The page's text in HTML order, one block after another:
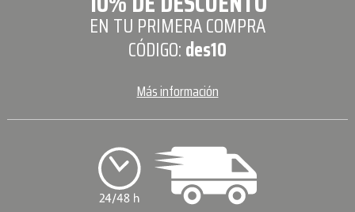
EN TU PRIMERA COMPRA
CÓDIGO:des10
Más información